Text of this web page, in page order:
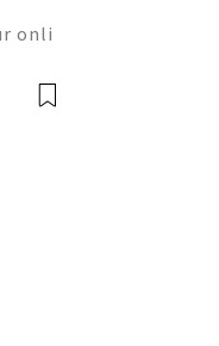
onli
o